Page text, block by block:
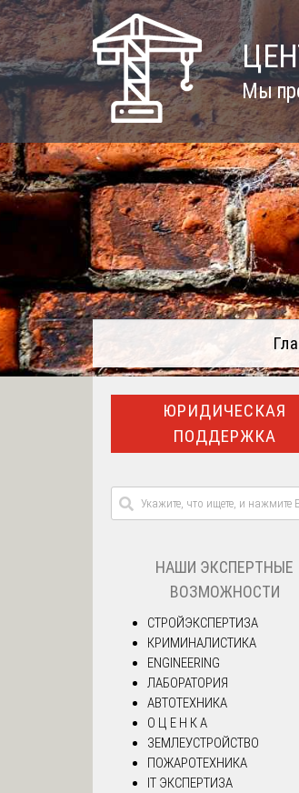
Skip
to
content
Мы
ЮРИДИЧЕСКАЯ
ПОДДЕРЖКА
НАШИ ЭКСПЕРТНЫЕ
ВОЗМОЖНОСТИ
СТРОЙЭКСПЕРТИЗА
КРИМИНАЛИСТИКА
ENGINEERING
ЛАБОРАТОРИЯ
АВТОТЕХНИКА
О Ц Е Н К А
ЗЕМЛЕУСТРОЙСТВО
ПОЖАРОТЕХНИКА
IT ЭКСПЕРТИЗА